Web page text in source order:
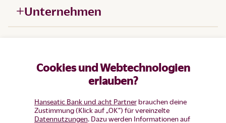
Cookies und Webtechnologien
erlauben?
Hanseatic Bank und acht Partnerbrauchen deine
Zustimmung (Klick auf „OK”) für vereinzelte
Datennutzungen. Dazu werden Informationen auf
Unternehmen
Produkte